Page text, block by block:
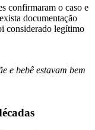
confirmaram o caso e
documentação
considerado legítimo
e bebê estavam bem